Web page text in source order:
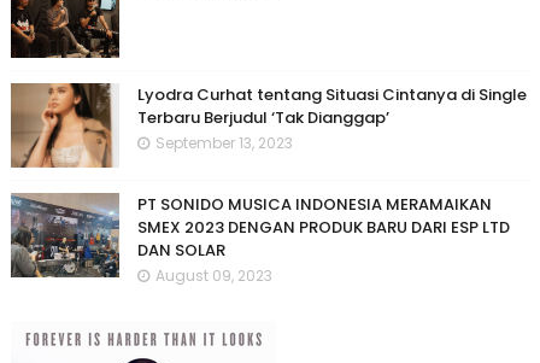
Lyodra Curhat tentang Situasi Cintanya di Single
Terbaru Berjudul ‘Tak Dianggap’
September 13, 2023
PT SONIDO MUSICA INDONESIA MERAMAIKAN
SMEX 2023 DENGAN PRODUK BARU DARI ESP LTD
DAN SOLAR
August 09, 2023